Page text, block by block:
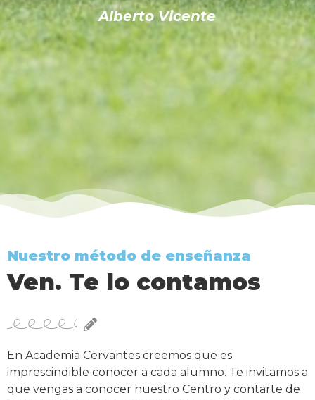
Alberto Vicente
Nuestro método de enseñanza
Ven. Te lo contamos
En Academia Cervantes creemos que es
imprescindible conocer a cada alumno. Te invitamos a
que vengas a conocer nuestro Centro y contarte de